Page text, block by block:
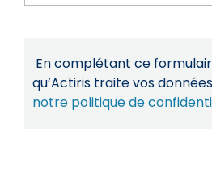
En complétant ce
qu’Actiris traite vos
notre politique de